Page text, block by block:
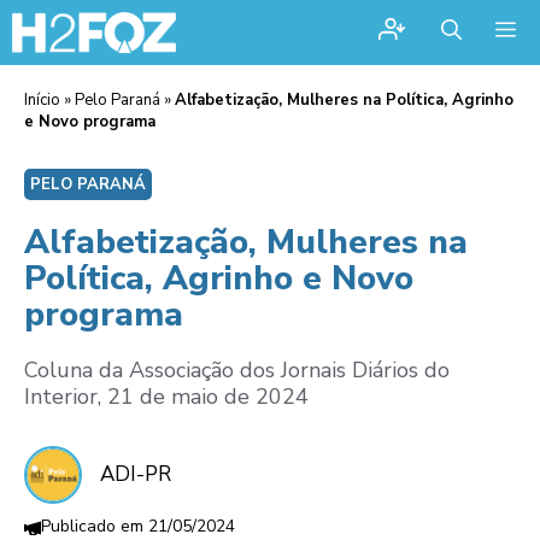
Início »Pelo Paraná »Alfabetização, Mulheres na Política, Agrinho
e Novo programa
PELO PARANÁ
Alfabetização, Mulheres na
Política, Agrinho e Novo
programa
Coluna da Associação dos Jornais Diários do
Interior, 21 de maio de 2024
ADI-PR
21/05/2024